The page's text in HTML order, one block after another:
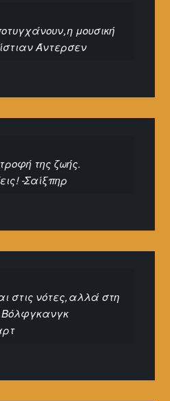
η μουσική
Άντερσεν
της ζωής.
-Σαίξπηρ
στις νότες, αλλά στη
Βόλφγκανγκ